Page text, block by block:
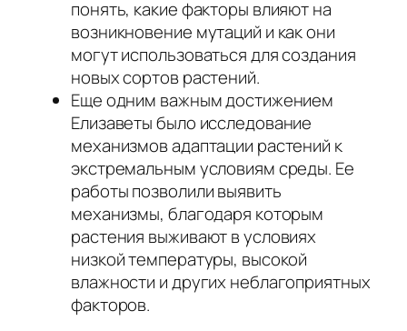
понять, какие факторы влияют на
возникновение мутаций и как они
могут использоваться для создания
новых сортов растений.
Еще одним важным достижением
Елизаветы было исследование
механизмов адаптации растений к
экстремальным условиям среды. Ее
работы позволили выявить
механизмы, благодаря которым
растения выживают в условиях
низкой температуры, высокой
влажности и других неблагоприятных
факторов.